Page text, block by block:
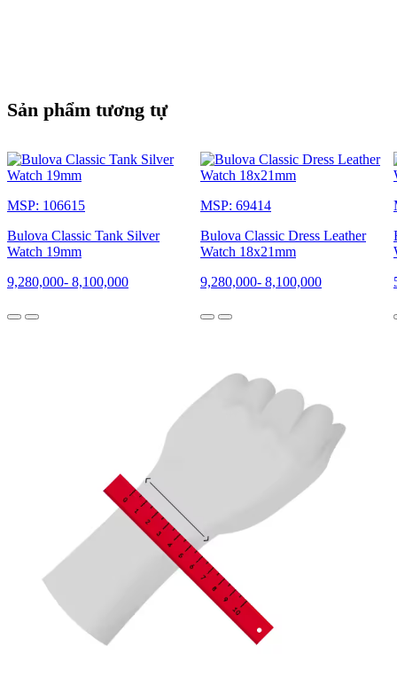
Sản phẩm tương tự
MSP: 106615
Bulova Classic Tank Silver
Watch 19mm
9,280,000- 8,100,000
MSP: 69414
Bulova Classic Dress Leather
Watch 18x21mm
9,280,000- 8,100,000